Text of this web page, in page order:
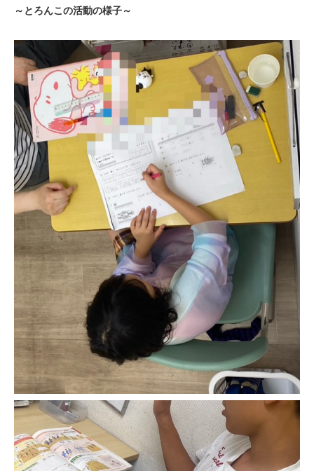
～とろんこの活動の様子～